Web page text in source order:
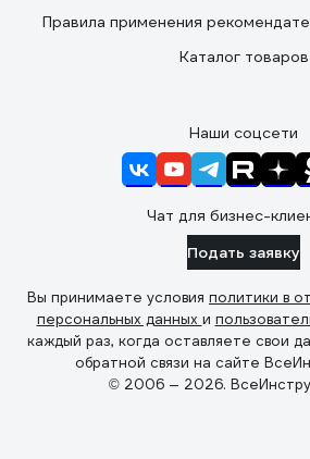
Правила применения
Каталог товаров
Наши соцсети
Чат для бизнес-
Подать заявку
Вы принимаете условия политики в
персональных данных и
каждый раз, когда оставляете свои
обратной связи на сайте
© 2006 — 2026.